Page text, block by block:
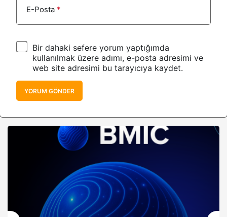
E-Posta *
Bir dahaki sefere yorum yaptığımda
kullanılmak üzere adımı, e-posta adresimi ve
web site adresimi bu tarayıcıya kaydet.
YORUM GÖNDER